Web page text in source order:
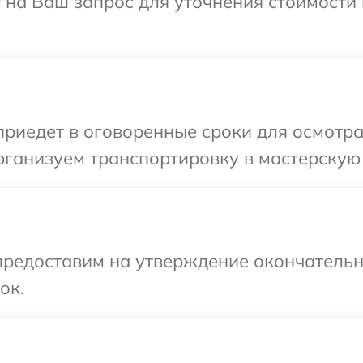
в оговоренные сроки для
транспортировку в
на утверждение